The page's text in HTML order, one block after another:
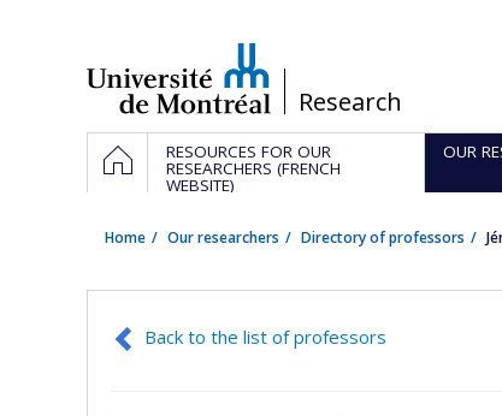
/Research
Navigation
principale
HOMERESOURCES FOR OUR
RESEARCHERS (FRENCH
WEBSITE)
OUR
Home Our researchers Directory of professors
Back to the list of professors